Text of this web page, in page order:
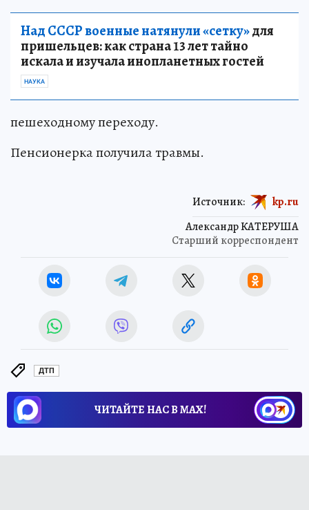
Над СССР военные натянули «сетку»для
пришельцев: как страна 13 лет тайно
искала и изучала инопланетных гостей
НАУКА
пешеходному переходу.
Пенсионерка получила травмы.
Александр КАТЕРУША
Старший корреспондент
Источник: kp.ru
ДТП
ЧИТАЙТЕ НАС В МАХ!